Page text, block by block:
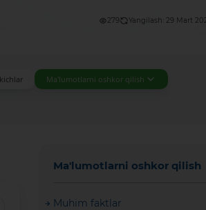
279 Yangilash: 29 Mart
Ma'lumotlarni oshkor qilish
Ma'lumotlarni oshkor qilish
Muhim faktlar